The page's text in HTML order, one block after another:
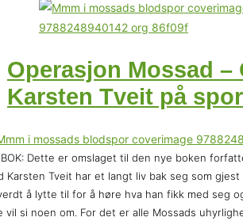
Operasjon Mossad –
Karsten Tveit på
Dette er omslaget til den nye boken
Karsten Tveit har et langt liv bak seg som
å lytte til for å høre hva han fikk med seg
vil si noen om. For det er alle Mossads